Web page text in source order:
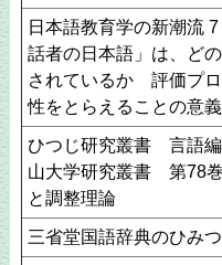
日本語教育学の新潮流
話者の日本語」は、ど
されているか 評価プ
性をとらえることの意義
ひつじ研究叢書 言語
山大学研究叢書 第78
と調整理論
三省堂国語辞典のひみつ